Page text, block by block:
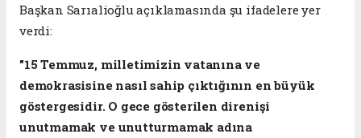
Başkan Sarıalioğlu açıklamasında şu ifadelere yer
verdi:
"15 Temmuz, milletimizin vatanına ve
demokrasisine nasıl sahip çıktığının en büyük
göstergesidir. O gece gösterilen direnişi
unutmamak ve unutturmamak adına